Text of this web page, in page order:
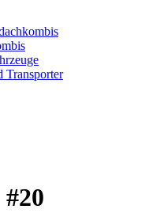
Transporter